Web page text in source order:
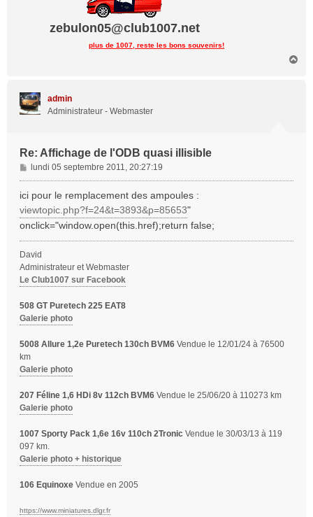
zebulon05@club1007.net
plus de 1007, reste les bons souvenirs!
admin
Administrateur - Webmaster
Re: Affichage de l'ODB quasi illisible
M
e
s
a
g
e
lundi 05 septembre 2011, 20:27:19
ici pour le remplacement des ampoules :
viewtopic.php?f=24&t=3893&p=85653"
onclick="window.open(this.href);return false;
David
Administrateur et Webmaster
Le Club1007 sur Facebook
508 GT Puretech 225 EAT8
Galerie photo
5008 Allure 1,2e Puretech 130ch BVM6 Vendue le 12/01/24 à 76500
km
Galerie photo
207 Féline 1,6 HDi 8v 112ch BVM6 Vendue le 25/06/20 à 110273 km
Galerie photo
1007 Sporty Pack 1,6e 16v 110ch 2Tronic Vendue le 30/03/13 à 119
097 km.
Galerie photo + historique
106 Equinoxe Vendue en 2005
https://www.miniatures.dlgr.fr